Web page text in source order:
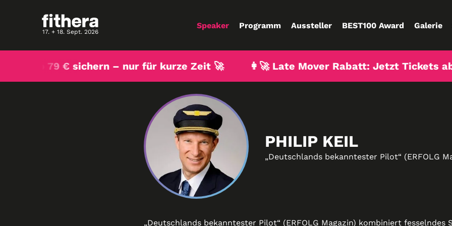
17. + 18. Sept. 2026
Speaker Programm Aussteller BEST100 Award Galerie
ab 79 € sichern – nur für kurze Zeit 🚀 👩‍🚀 Late Mover Rabatt: Jetzt Tickets ab
PHILIP KEIL
„Deutschlands bekanntester Pilot“ (ERFOLG
„Deutschlands bekanntester Pilot“ (ERFOLG Magazin) kombiniert fesselndes